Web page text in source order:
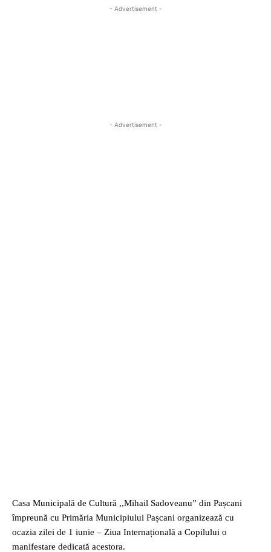
- Advertisement -
- Advertisement -
Casa Municipală de Cultură ,,Mihail Sadoveanu” din Pașcani
împreună cu Primăria Municipiului Pașcani organizează cu
ocazia zilei de 1 iunie – Ziua Internațională a Copilului o
manifestare dedicată acestora.